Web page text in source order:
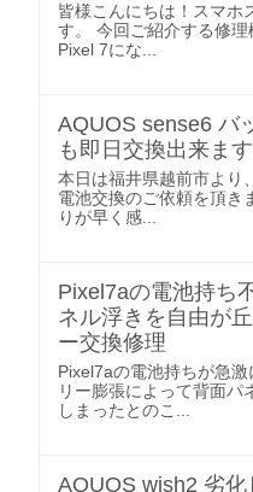
皆様こんにちは！スマホ
す。 今回ご紹介する修
Pixel 7にな...
AQUOS sense6 バ
も即日交換出来ます
本日は福井県越前市より
電池交換のご依頼を頂き
りが早く感...
Pixel7aの電池持ち
ネル浮きを自由が
ー交換修理
Pixel7aの電池持ちが急
リー膨張によって背面パ
しまったとのこ...
AQUOS wish2 劣